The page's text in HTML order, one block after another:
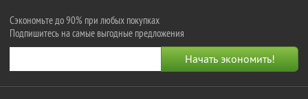
Сэкономьте до 90% при любых покупках
Подпишитесь на самые выгодные предложения